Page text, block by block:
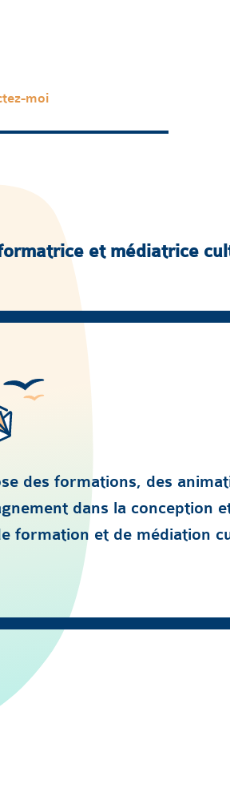
moi
et médiatrice
des formations, des
dans la conception
formation et de médiation